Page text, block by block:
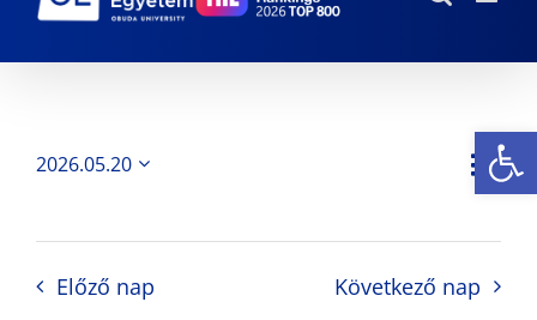
Nap
2026.05.20
Előző nap Következő nap